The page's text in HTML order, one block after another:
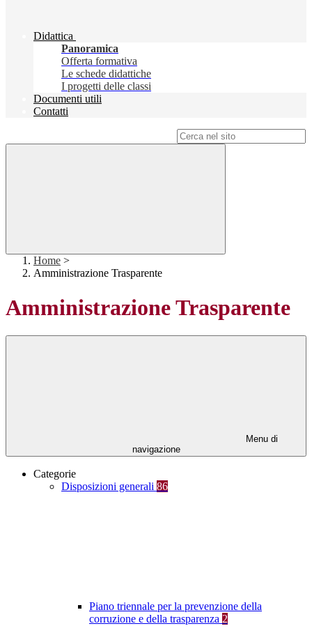
Didattica
Panoramica
Offerta formativa
Le schede didattiche
I progetti delle classi
Documenti utili
Contatti
Home >
Amministrazione Trasparente
Amministrazione Trasparente
Menu di
navigazione
Categorie
Disposizioni generali 86
Piano triennale per la prevenzione della
corruzione e della trasparenza 2